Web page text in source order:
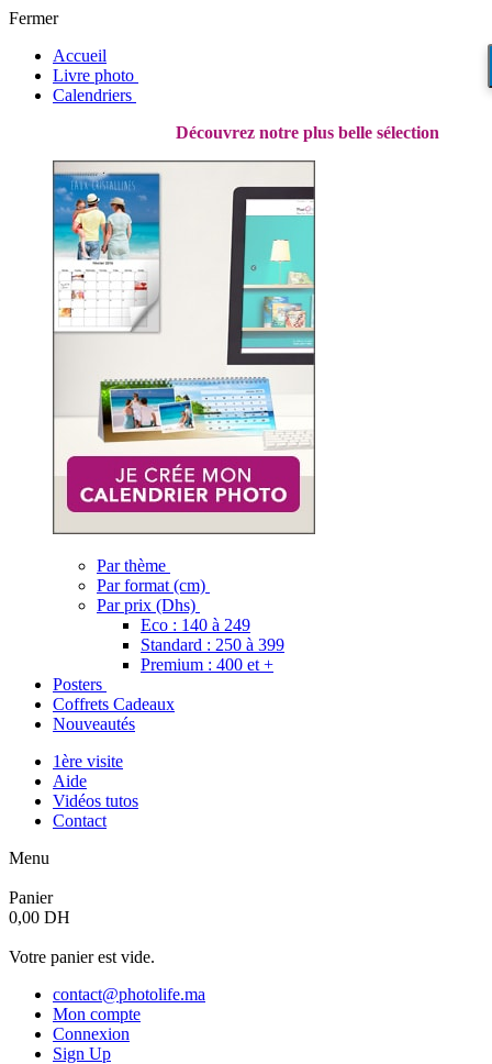
Fermer
Accueil
Livre photo
Calendriers
Découvrez notre plus belle sélection
Par thème
Par format (cm)
Par prix (Dhs)
Eco : 140 à 249
Standard : 250 à 399
Premium : 400 et +
Posters
Coffrets Cadeaux
Nouveautés
1ère visite
Aide
Vidéos tutos
Contact
Menu
Panier
0,00 DH
Votre panier est vide.
contact@photolife.ma
Mon compte
Connexion
Sign Up